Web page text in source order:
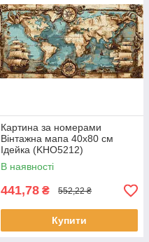
Картина за номерами
Вінтажна мапа 40х80 см
Ідейка (KHO5212)
В наявності
441,78 ₴ 552,22 ₴
Купити